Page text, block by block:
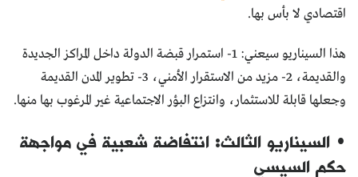
اقتصادي لا بأس بها.
هذا السيناريو سيعني: 1- استمرار قبضة الدولة داخل المراكز الجديدة
والقديمة، 2- مزيد من الاستقرار الأمني، 3- تطوير المدن القديمة
وجعلها قابلة للاستثمار، وانتزاع البؤر الاجتماعية غير المرغوب بها منها.
• السيناريو الثالث: انتفاضة شعبية في مواجهة
حكم السيسي